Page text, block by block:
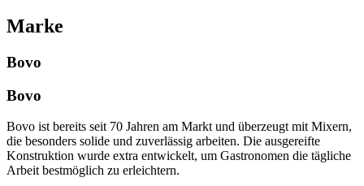
Marke
Bovo
Bovo
Bovo ist bereits seit 70 Jahren am Markt und überzeugt mit Mixern,
die besonders solide und zuverlässig arbeiten. Die ausgereifte
Konstruktion wurde extra entwickelt, um Gastronomen die tägliche
Arbeit bestmöglich zu erleichtern.